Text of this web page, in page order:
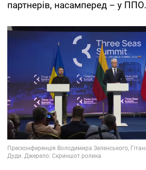
партнерів, насамперед – у ППО.